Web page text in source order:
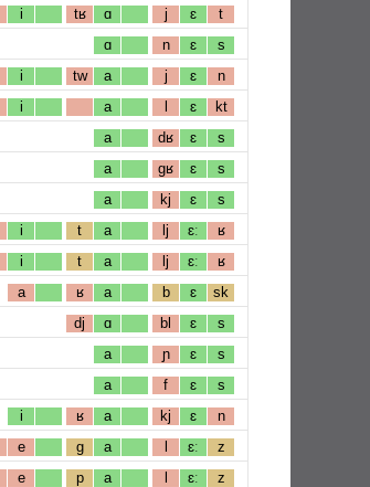
i tʁ ɑ j ɛ t
ɑ n ɛ s
i tw a j ɛ n
i a l ɛ kt
a dʁ ɛ s
a gʁ ɛ s
a kj ɛ s
i t a lj ɛː ʁ
i t a lj ɛː ʁ
a ʁ a b ɛ sk
dj ɑ bl ɛ s
a ɲ ɛ s
a f ɛ s
i ʁ a kj ɛ n
e g a l ɛː z
e p a l ɛː z